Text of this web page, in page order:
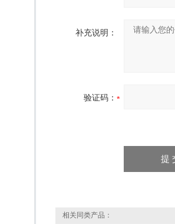
补充说明：
验证码：
相关同类产品：